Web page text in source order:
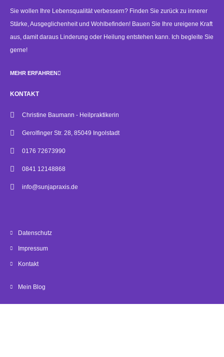
Sie wollen Ihre Lebensqualität verbessern? Finden Sie zurück zu innerer
Stärke, Ausgeglichenheit und Wohlbefinden! Bauen Sie Ihre ureigene Kraft
aus, damit daraus Linderung oder Heilung entstehen kann. Ich begleite Sie
gerne!
MEHR ERFAHREN
KONTAKT
Christine Baumann - Heilpraktikerin
Gerolfinger Str. 28, 85049 Ingolstadt
0176 72673990
0841 12148868
info@sunjapraxis.de
Datenschutz
Impressum
Kontakt
Mein Blog